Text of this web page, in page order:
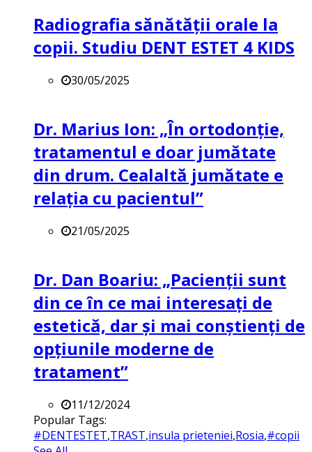
Radiografia sănătății orale la
copii. Studiu DENT ESTET 4 KIDS
30/05/2025
Dr. Marius Ion: „În ortodonție,
tratamentul e doar jumătate
din drum. Cealaltă jumătate e
relația cu pacientul”
21/05/2025
Dr. Dan Boariu: „Pacienții sunt
din ce în ce mai interesați de
estetică, dar și mai conștienți de
opțiunile moderne de
tratament”
11/12/2024
Popular Tags:
#DENTESTET,TRAST,insula prieteniei,Rosia,#copii